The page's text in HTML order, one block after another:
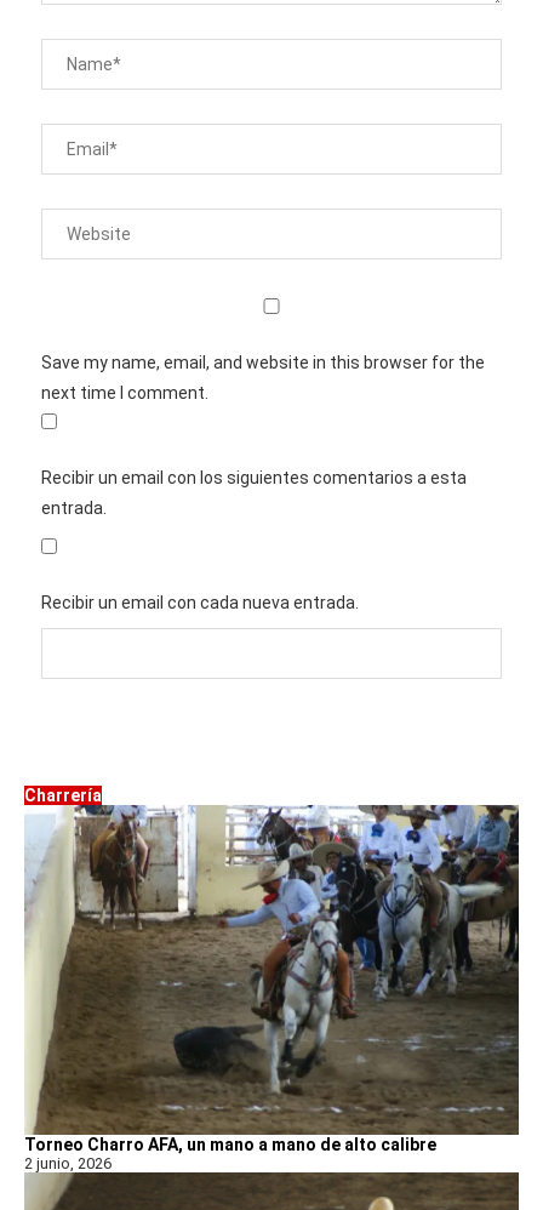
Save my name, email, and website in this browser for the
next time I comment.
Recibir un email con los siguientes comentarios a esta
entrada.
Recibir un email con cada nueva entrada.
Charrería
Torneo Charro AFA, un mano a mano de alto calibre
2 junio, 2026